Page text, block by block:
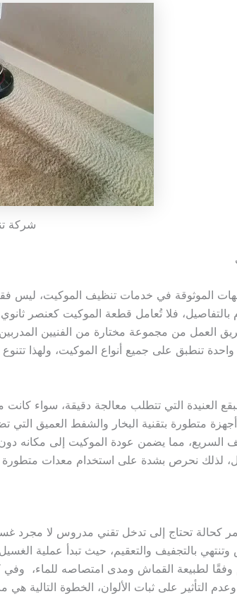
شركة
الموثوقة في خدمات تنظيف الموكيت، ليس
بالتفاصيل، فلا تُعامل قطعة الموكيت كعنصر
العمل من مجموعة مختارة من الفنيين
تنطبق على جميع أنواع الموكيت، ولهذا
العنيدة التي تتطلب معالجة دقيقة، سواء كانت
متطورة بتقنية البخار والشفط العميق التي
السريع، مما يضمن عودة الموكيت إلى مكانه
لذلك نحرص بشدة على استخدام معدات
كحالة تحتاج إلى تدخل تقني مدروس لا
بالتجفيف والتعقيم، حيث تبدأ عملية
وفقًا لطبيعة القماش ومدى امتصاصه للماء،
التأثير على ثبات الألوان، الخطوة